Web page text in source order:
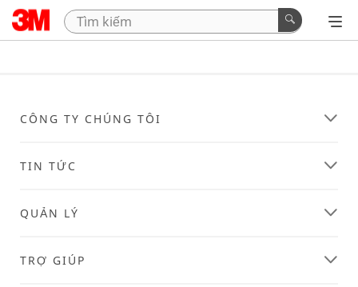
CÔNG TY CHÚNG TÔI
TIN TỨC
QUẢN LÝ
TRỢ GIÚP